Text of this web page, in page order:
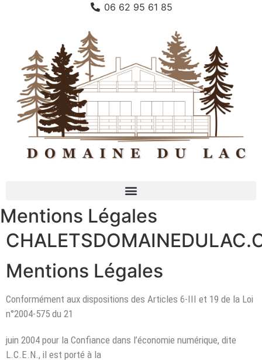
06 62 95 61 85
Mentions Légales
Mentions Légales
Conformément aux dispositions des Articles 6-III et 19 de la Loi
n°2004-575 du 21
juin 2004 pour la Confiance dans l’économie numérique, dite
L.C.E.N., il est porté à la